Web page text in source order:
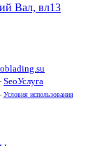
Вал, вл13
SeoУслуга
Условия использования